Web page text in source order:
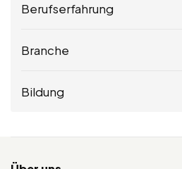
Berufserfahrung
Branche
Bildung